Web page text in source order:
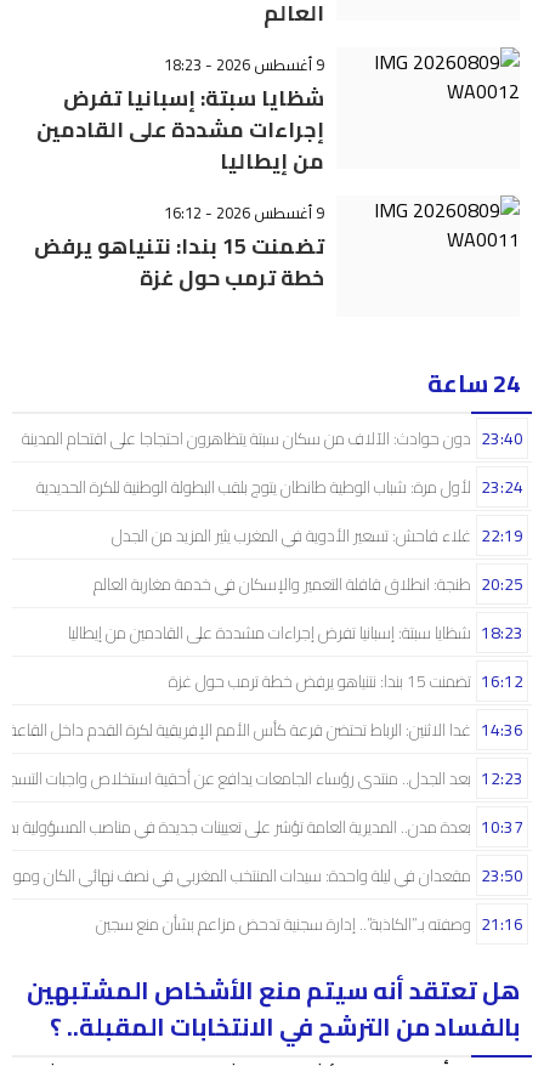
العالم
9 أغسطس 2026 - 18:23
شظايا سبتة: إسبانيا تفرض
إجراءات مشددة على القادمين
من إيطاليا
9 أغسطس 2026 - 16:12
تضمنت 15 بندا: نتنياهو يرفض
خطة ترمب حول غزة
24 ساعة
دون حوادث: الآلاف من سكان سبتة يتظاهرون احتجاجا على اقتحام المدينة 23:40
لأول مرة: شباب الوطية طانطان يتوج بلقب البطولة الوطنية للكرة الحديدية 23:24
غلاء فاحش: تسعير الأدوية في المغرب يثير المزيد من الجدل 22:19
طنجة: انطلاق قافلة التعمير والإسكان في خدمة مغاربة العالم 20:25
شظايا سبتة: إسبانيا تفرض إجراءات مشددة على القادمين من إيطاليا 18:23
تضمنت 15 بندا: نتنياهو يرفض خطة ترمب حول غزة 16:12
غدا الاثنين: الرباط تحتضن قرعة كأس الأمم الإفريقية لكرة القدم داخل القاعة 14:36
بعد الجدل.. منتدى رؤساء الجامعات يدافع عن أحقية استخلاص واجبات التسجيل 12:23
بعدة مدن.. المديرية العامة تؤشر على تعيينات جديدة في مناصب المسؤولية 10:37
مقعدان في ليلة واحدة: سيدات المنتخب المغربي في نصف نهائي الكان 23:50
وصفته بـ”الكاذبة”.. إدارة سجنية تدحض مزاعم بشأن منع سجين 21:16
هل تعتقد أنه سيتم منع الأشخاص المشتبهين
بالفساد من الترشح في الانتخابات المقبلة.. ؟